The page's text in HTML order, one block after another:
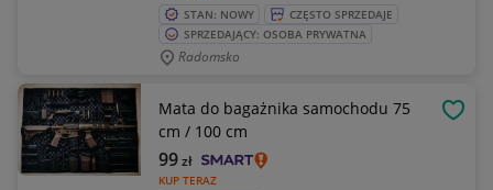
STAN: NOWY
CZĘSTO SPRZEDAJE
SPRZEDAJĄCY: OSOBA PRYWATNA
Radomsko
Mata do bagażnika samochodu 75
cm / 100 cm
KUP TERAZ
99zł